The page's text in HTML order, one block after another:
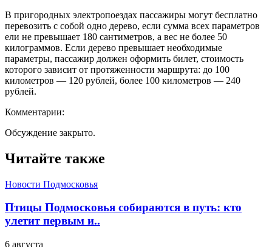
В пригородных электропоездах пассажиры могут бесплатно
перевозить с собой одно дерево, если сумма всех параметров
ели не превышает 180 сантиметров, а вес не более 50
килограммов. Если дерево превышает необходимые
параметры, пассажир должен оформить билет, стоимость
которого зависит от протяженности маршрута: до 100
километров — 120 рублей, более 100 километров — 240
рублей.
Комментарии:
Обсуждение закрыто.
Читайте также
Новости Подмосковья
Птицы Подмосковья собираются в путь: кто
улетит первым и..
6 августа